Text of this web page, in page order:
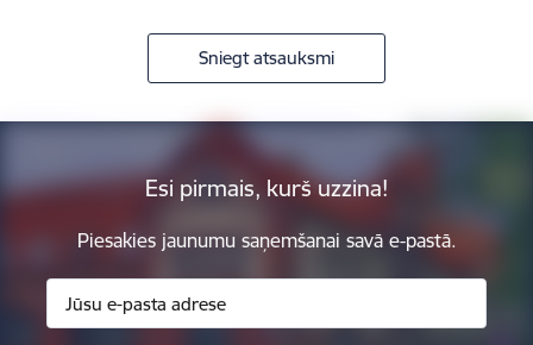
Sniegt atsauksmi
Esi pirmais, kurš uzzina!
Piesakies jaunumu saņemšanai savā e-pastā.